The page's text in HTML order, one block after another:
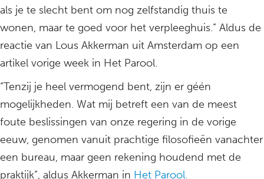
als je te slecht bent om nog zelfstandig thuis te
wonen, maar te goed voor het verpleeghuis.” Aldus de
reactie van Lous Akkerman uit Amsterdam op een
artikel vorige week in Het Parool.
“Tenzij je heel vermogend bent, zijn er géén
mogelijkheden. Wat mij betreft een van de meest
foute beslissingen van onze regering in de vorige
eeuw, genomen vanuit prachtige filosofieën vanachter
een bureau, maar geen rekening houdend met de
praktijk”, aldus Akkerman in Het Parool.